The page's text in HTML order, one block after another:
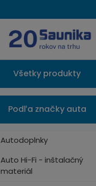
Všetky produkty
Podľa značky auta
Autodoplnky
Auto Hi-Fi - inštalačný
materiál